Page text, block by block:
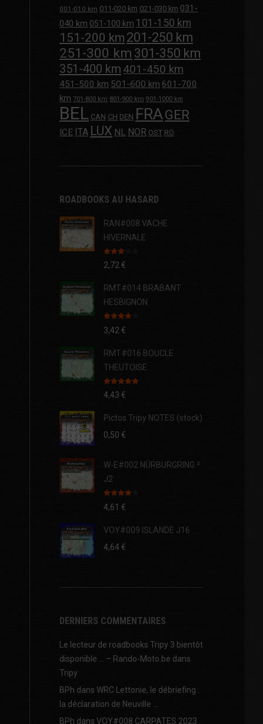
001-010 km 011-020 km 021-030 km 031-
040 km 051-100 km 101-150 km
151-200 km 201-250 km
251-300 km 301-350 km
351-400 km 401-450 km
451-500 km 501-600 km 601-700
km 701-800 km 801-900 km 901-1000 km
BEL CAN CH DEN FRAGER
ICE ITA LUX NL NOR OST RO
ROADBOOKS AU HASARD
RAN#008 VACHE
HIVERNALE
Note
3.00
2,72€
RMT#014 BRABANT
HESBIGNON
Note 4.00
sur 5
3,42 €
RMT#016 BOUCLE
THEUTOISE
Note5.00
sur 5
4,43 €
Pictos Tripy NOTES (stock)
0,50 €
W-E#002 NÜRBURGRING ²
J2
Note 4.00
sur 5
4,61 €
VOY#009 ISLANDE J16
4,64€
DERNIERS COMMENTAIRES
Le lecteur de roadbooks Tripy 3 bientôt
disponible … – Rando-Moto.be dans
Tripy
BPh dans WRC Lettonie, le débriefing :
la déclaration de Neuville …
BPh dans VOY#008 CARPATES 2023